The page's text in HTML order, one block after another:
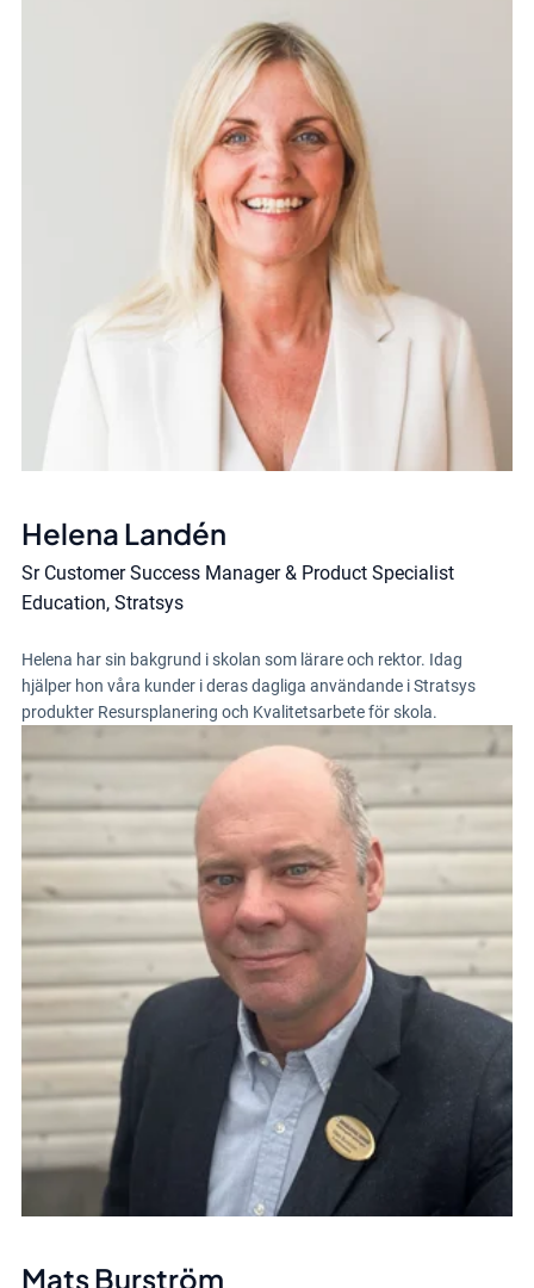
Helena Landén
Sr Customer Success Manager & Product Specialist
Education, Stratsys
Helena har sin bakgrund i skolan som lärare och rektor. Idag
hjälper hon våra kunder i deras dagliga användande i Stratsys
produkter Resursplanering och Kvalitetsarbete för skola.
Mats Burström